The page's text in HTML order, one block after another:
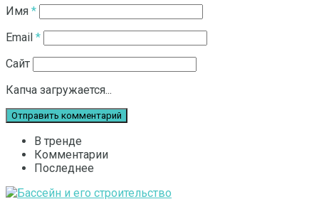
Имя *
Email *
Сайт
Капча загружается...
В тренде
Комментарии
Последнее